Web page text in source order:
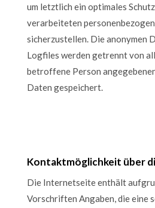
um letztlich ein optimales
verarbeiteten
sicherzustellen. Die anonymen
Logfiles werden getrennt von
betroffene Person
Daten gespeichert.
Kontaktmöglichkeit über
Die Internetseite enthält
Vorschriften Angaben, die eine